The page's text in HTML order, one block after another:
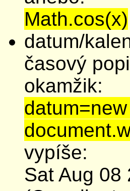
Math.cos(x)
datum/
časový
okamžik:
vypíše:
Sat Aug 08